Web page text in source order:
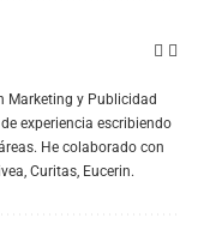
Marketing y Publicidad
experiencia escribiendo
He colaborado con
Curitas, Eucerin.